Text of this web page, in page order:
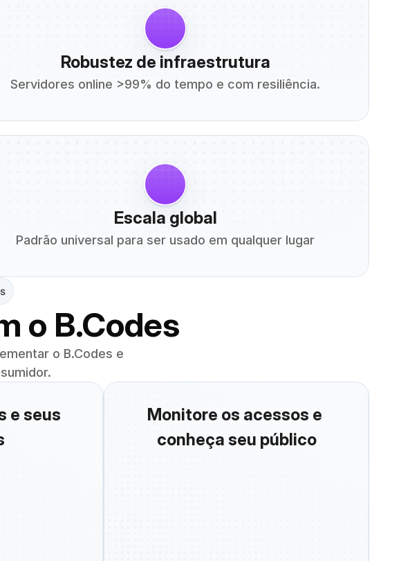
Robustez de infraestrutura
Servidores online >99% do tempo e com resiliência.
Escala global
Padrão universal para ser usado em qualquer lugar
o B.Codes
o B.Codes e
e seus
Monitore os acessos e
conheça seu público